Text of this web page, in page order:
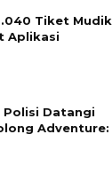
Tiket Mudik
Aplikasi
Polisi Datangi
Adventure: